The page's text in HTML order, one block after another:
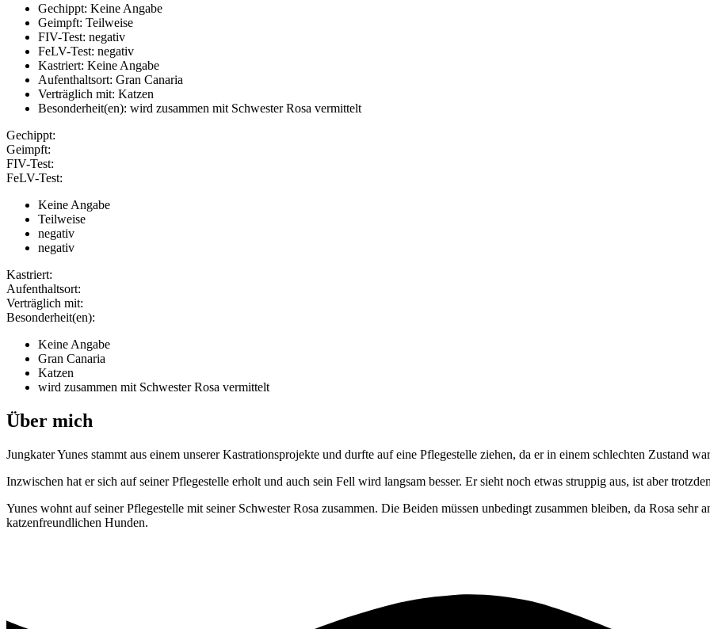
Gechippt: Keine Angabe
Geimpft: Teilweise
FIV-Test: negativ
FeLV-Test: negativ
Kastriert: Keine Angabe
Aufenthaltsort: Gran Canaria
Verträglich mit: Katzen
Besonderheit(en): wird zusammen mit Schwester Rosa vermittelt
Gechippt:
Geimpft:
FIV-Test:
FeLV-Test:
Keine Angabe
Teilweise
negativ
negativ
Kastriert:
Aufenthaltsort:
Verträglich mit:
Besonderheit(en):
Keine Angabe
Gran Canaria
Katzen
wird zusammen mit Schwester Rosa vermittelt
Über mich
Jungkater Yunes stammt aus einem unserer Kastrationsprojekte und durfte auf eine Pflegestelle ziehen, da er in einem schlechten Zustand
Inzwischen hat er sich auf seiner Pflegestelle erholt und auch sein Fell wird langsam besser. Er sieht noch etwas struppig aus, ist aber
Yunes wohnt auf seiner Pflegestelle mit seiner Schwester Rosa zusammen. Die Beiden müssen unbedingt zusammen bleiben, da Rosa
katzenfreundlichen Hunden.